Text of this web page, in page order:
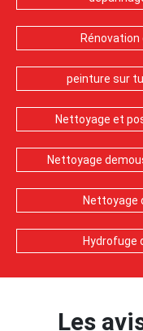
peinture sur
Nettoyage et
Nettoyage
Nettoyage
Hydrofuge
Les